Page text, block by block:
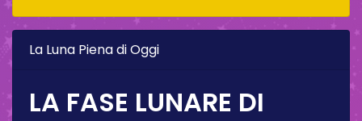
La Luna Piena di Oggi
LA FASE LUNARE DI